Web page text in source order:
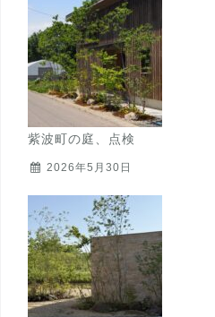
紫波町の庭、点検
2026年5月30日